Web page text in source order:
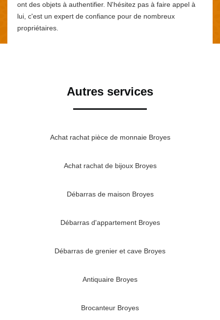
ont des objets à authentifier. N'hésitez pas à faire appel à
lui, c'est un expert de confiance pour de nombreux
propriétaires.
Autres services
Achat rachat pièce de monnaie Broyes
Achat rachat de bijoux Broyes
Débarras de maison Broyes
Débarras d'appartement Broyes
Débarras de grenier et cave Broyes
Antiquaire Broyes
Brocanteur Broyes